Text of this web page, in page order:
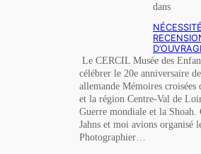
dans
Le CERCIL Musée des
célébrer le 20e anniversaire
allemande Mémoires
et la région Centre-Val de
Guerre mondiale et la Shoah.
Jahns et moi avions organisé
Photographier…